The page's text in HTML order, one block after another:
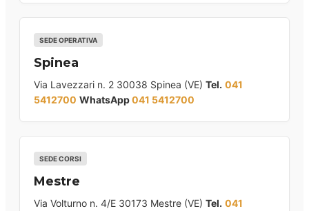
SEDE OPERATIVA
Spinea
Via Lavezzari n. 2 30038 Spinea (VE) Tel. 041
5412700 WhatsApp041 5412700
SEDE CORSI
Mestre
Via Volturno n. 4/E 30173 Mestre (VE) Tel. 041